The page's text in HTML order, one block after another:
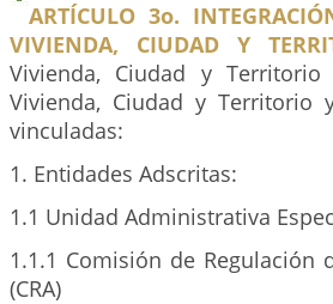
ARTÍCULO 3o.
VIVIENDA, CIUDAD Y
Vivienda, Ciudad y
Vivienda, Ciudad y Territorio
vinculadas:
1. Entidades Adscritas:
1.1 Unidad Administrativa
1.1.1 Comisión de Regulación
(CRA)